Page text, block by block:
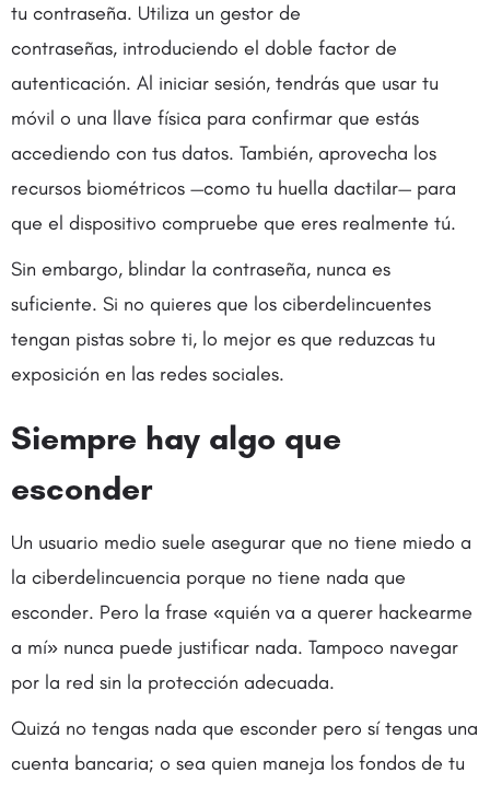
tu contraseña. Utiliza un gestor de
contraseñas, introduciendo el doble factor de
autenticación. Al iniciar sesión, tendrás que usar tu
móvil o una llave física para confirmar que estás
accediendo con tus datos. También, aprovecha los
recursos biométricos —como tu huella dactilar— para
que el dispositivo compruebe que eres realmente tú.
Sin embargo, blindar la contraseña, nunca es
suficiente. Si no quieres que los ciberdelincuentes
tengan pistas sobre ti, lo mejor es que reduzcas tu
exposición en las redes sociales.
Siempre hay algo que
esconder
Un usuario medio suele asegurar que no tiene miedo a
la ciberdelincuencia porque no tiene nada que
esconder. Pero la frase «quién va a querer hackearme
a mí» nunca puede justificar nada. Tampoco navegar
por la red sin la protección adecuada.
Quizá no tengas nada que esconder pero sí tengas una
cuenta bancaria; o sea quien maneja los fondos de tu